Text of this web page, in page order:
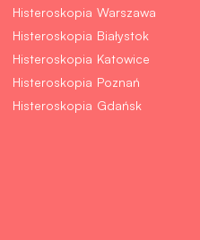
Histeroskopia Warszawa
Histeroskopia Białystok
Histeroskopia Katowice
Histeroskopia Poznań
Histeroskopia Gdańsk